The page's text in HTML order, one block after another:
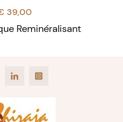
Reminéralisant
39,00
LinkedIn Instagram